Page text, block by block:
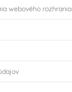
webového rozhrania